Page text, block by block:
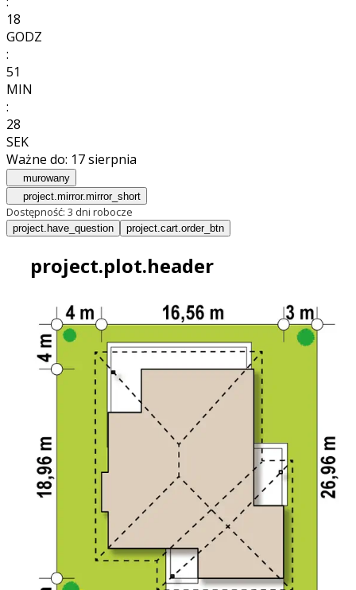
18
GODZ
:
51
MIN
:
26
SEK
Ważne do: 17 sierpnia
murowany
project.mirror.mirror_short
Dostępność: 3 dni robocze
project.have_question project.cart.order_btn
project.plot.header